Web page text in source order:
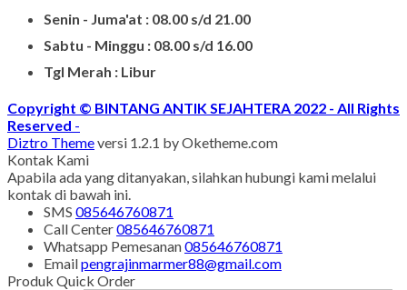
Senin - Juma'at : 08.00 s/d 21.00
Sabtu - Minggu : 08.00 s/d 16.00
Tgl Merah : Libur
Copyright © BINTANG ANTIK SEJAHTERA 2022 - All Rights
Reserved -
Diztro Themeversi 1.2.1 by Oketheme.com
Kontak Kami
Apabila ada yang ditanyakan, silahkan hubungi kami melalui
kontak di bawah ini.
SMS 085646760871
Call Center085646760871
Whatsapp Pemesanan085646760871
Emailpengrajinmarmer88@gmail.com
Produk Quick Order